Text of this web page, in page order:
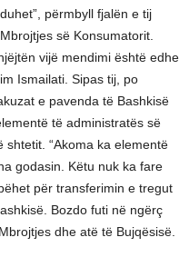
përmbyll fjalën e tij
së Konsumatorit.
vijë mendimi është edhe
Ismailati. Sipas tij, po
e pavenda të Bashkisë
të administratës së
“Akoma ka elementë
godasin. Këtu nuk ka fare
për transferimin e tregut
Bozdo futi në ngërç
dhe atë të Bujqësisë.